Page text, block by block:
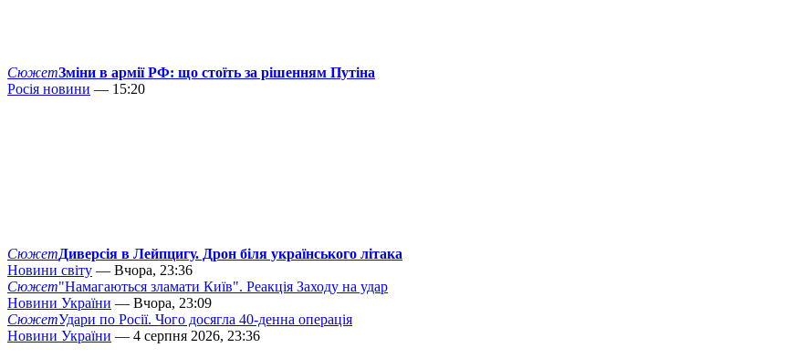
СюжетЗміни в армії РФ: що стоїть за рішенням Путіна
Росія новини — 15:20
СюжетДиверсія в Лейпцигу. Дрон біля українського літака
Новини світу — Вчора, 23:36
Сюжет"Намагаються зламати Київ". Реакція Заходу на удар
Новини України — Вчора, 23:09
СюжетУдари по Росії. Чого досягла 40-денна операція
Новини України — 4 серпня 2026, 23:36